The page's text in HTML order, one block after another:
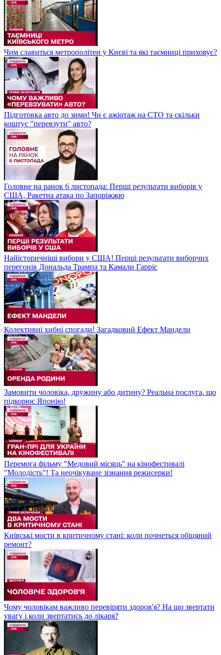
Чим славиться метрополітен у Києві та які таємниці приховує?
Підготовка авто до зими! Чи є ажіотаж на СТО та скільки
коштує "перевзути" авто?
Головне на ранок 6 листопада: Перші результати виборів у
США, Ракетна атака по Запоріжжю
Найісторичніші вибори у США! Перші результати виборчих
перегонів Дональда Трампа та Камали Гарріс
Колективні хибні спогади! Загадковий Ефект Мандели
Замовити чоловіка, дружину або дитину? Реальна послуга, що
підкорює Японію!
Перемога фільму "Медовий місяць" на кінофестивалі
"Молодість"! Та неочікуване зізнання режисерки!
Київські мости в критичному стані: коли почнеться обіцяний
ремонт?
Чому чоловікам важливо перевіряти здоров'я? На що звертати
увагу і коли звертатись до лікаря?